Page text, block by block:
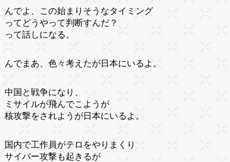
んでよ、この始まりそうなタイミング
ってどうやって判断すんだ？
って話しになる。
んでまあ、色々考えたが日本にいるよ。
中国と戦争になり、
ミサイルが飛んでこようが
核攻撃をされようが日本にいるよ。
国内で工作員がテロをやりまくり
サイバー攻撃も起きるが